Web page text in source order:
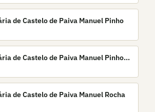
de Castelo de Paiva Manuel Pinho
de Castelo de Paiva Manuel Pinho
de Castelo de Paiva Manuel Rocha